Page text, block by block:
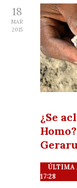
18
MAR
2015
¿Se
Geraru
ÚLTIMA
17:28